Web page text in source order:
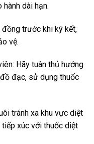
hành dài hạn.
trước khi ký kết,
vệ.
Hãy tuân thủ hướng
đạc, sử dụng thuốc
tránh xa khu vực diệt
xúc với thuốc diệt